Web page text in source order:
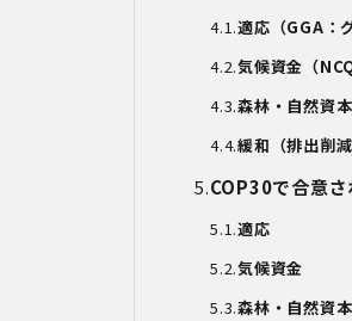
適応（GGA ：
気候資金（
森林・自然資
緩和（排出削減
COP30で合意
適応
気候資金
森林・自然資本